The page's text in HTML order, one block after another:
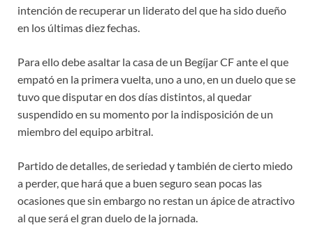
intención de recuperar un liderato del que ha sido dueño
en los últimas diez fechas.
Para ello debe asaltar la casa de un Begíjar CF ante el que
empató en la primera vuelta, uno a uno, en un duelo que se
tuvo que disputar en dos días distintos, al quedar
suspendido en su momento por la indisposición de un
miembro del equipo arbitral.
Partido de detalles, de seriedad y también de cierto miedo
a perder, que hará que a buen seguro sean pocas las
ocasiones que sin embargo no restan un ápice de atractivo
al que será el gran duelo de la jornada.